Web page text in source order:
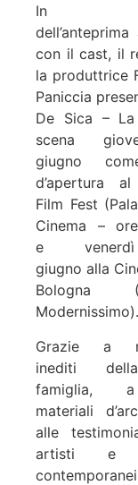
In
dell’anteprima
con il cast, il
la produttrice
Paniccia
De Sica –
scena
giugno
d’apertura
Film Fest
Cinema –
e
giugno alla
Bologna
Modernissimo).
Grazie a
inediti
famiglia,
materiali
alle
artisti e